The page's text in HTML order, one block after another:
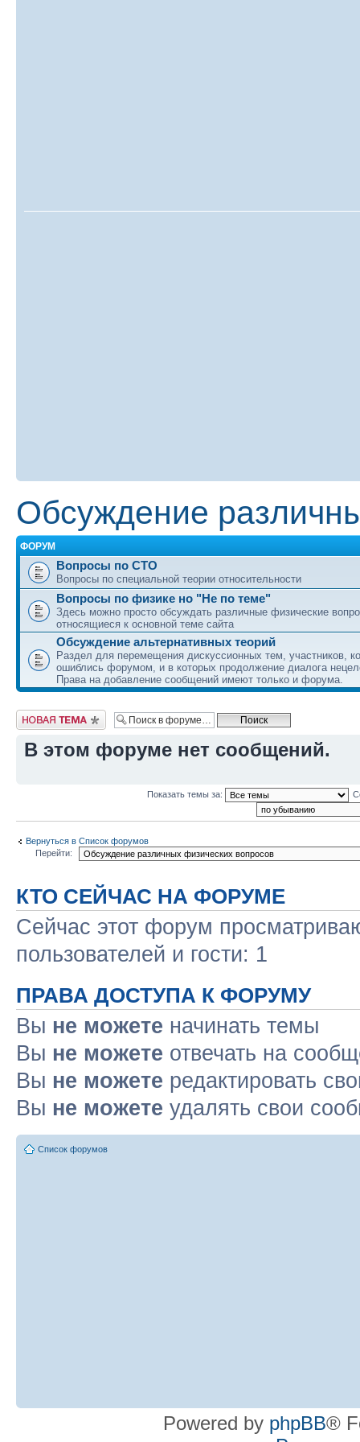
Обсуждение
ФОРУМ
Вопросы по СТО
Вопросы по специальной теории относительности
Вопросы по физике но "Не по теме"
Здесь можно просто обсуждать различные физические
относящиеся к основной теме сайта
Обсуждение альтернативных теорий
Раздел для перемещения дискуссионных тем, участников,
ошиблись форумом, и в которых продолжение диалога
Права на добавление сообщений имеют только и форума.
Начать новую тему
В этом форуме нет сообщений.
Показать темы за:
Вернуться в Список форумов
Перейти:
КТО СЕЙЧАС НА ФОРУМЕ
Сейчас этот форум
пользователей и гости: 1
ПРАВА ДОСТУПА К ФОРУМУ
Вы не можете начинать темы
Вы не можете отвечать на
Вы не можете редактировать
Вы не можете удалять свои
Список форумов
Powered by phpBB®